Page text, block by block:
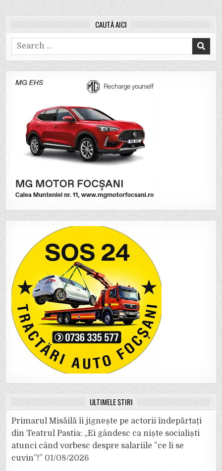
CAUTĂ AICI
Search
for:
ULTIMELE ȘTIRI
Primarul Misăilă îi jignește pe actorii îndepărtați
din Teatrul Pastia: „Ei gândesc ca niște socialiști
atunci când vorbesc despre salariile ”ce li se
cuvin”!” 01/08/2026